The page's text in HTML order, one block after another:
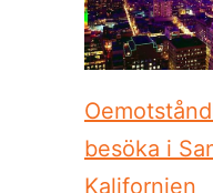
besöka i
Kalifornien